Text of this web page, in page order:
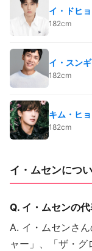
イ・ドヒ
182cm
イ・スン
182cm
キム・ヒ
182cm
イ・ムセンにつ
Q. イ・ムセンの代
A. イ・ムセンさ
ャー」、「ザ・グ